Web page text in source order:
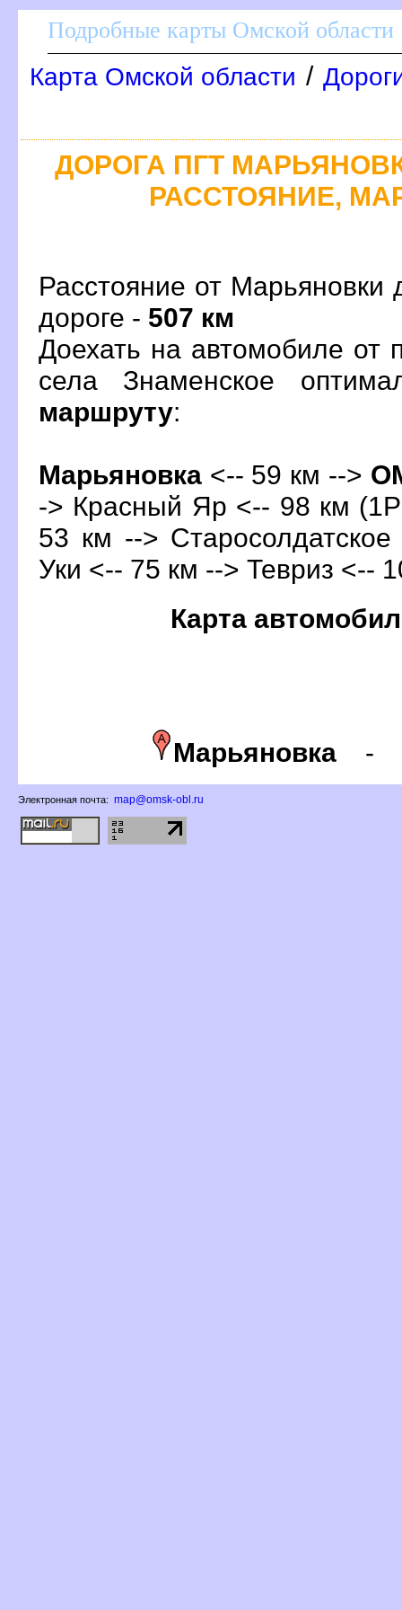
Подробные карты Омской области
Карта Омской области /
ДОРОГА ПГТ
РАССТОЯНИЕ,
Расстояние от Марьяновки
дороге - 507 км
Доехать на автомобиле от
села Знаменское
маршруту:
Марьяновка <-- 59 км -->
-> Красный Яр <-- 98 км
53 км -->
Уки <-- 75 км --> Тевриз <--
Карта
Марьяновка -
Электронная почта: map@omsk-obl.ru